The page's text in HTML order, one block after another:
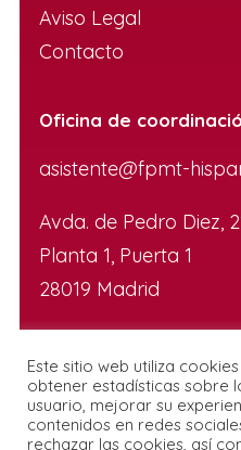
Aviso Legal
Contacto
Oficina de
asistente@fpmt-
Avda. de Pedro Diez,
Planta 1, Puerta 1
28019 Madrid
Este sitio web utiliza
obtener estadísticas sobre
usuario, mejorar su
contenidos en redes
rechazar las cookies, así